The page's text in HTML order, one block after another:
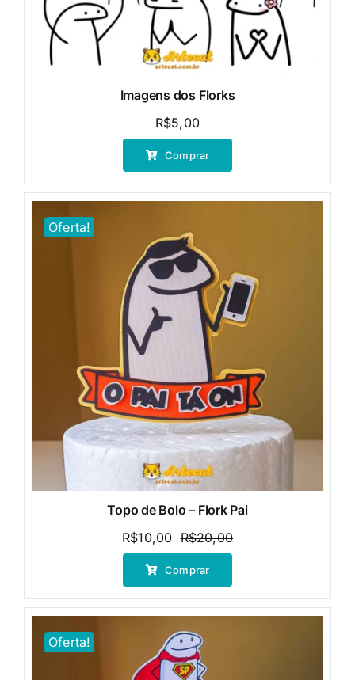
Imagens dos Florks
R$5,00
Comprar
Oferta!
Topo de Bolo – Flork Pai
R$20,00O
preço
R$10,00
O
preço
Comprar
Oferta!